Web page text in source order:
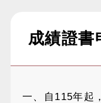
成績證書
一、自115年起